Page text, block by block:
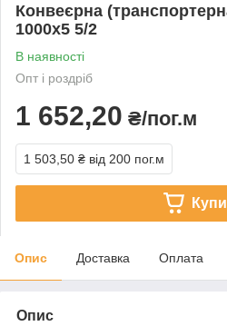
Конвеєрна
1000х5 5/2
В наявності
Опт і роздріб
1 652,20 ₴/пог.м
1 503,50 ₴ від 200 пог.м
Опис Доставка Оплата
Опис